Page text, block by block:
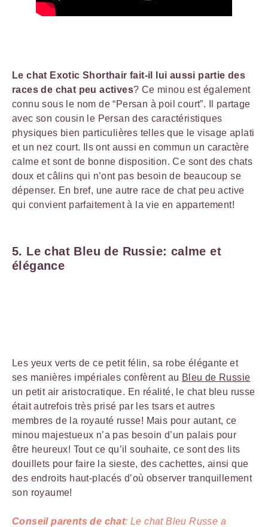
Le chat Exotic Shorthair fait-il lui aussi partie des
races de chat peu actives? Ce minou est également
connu sous le nom de “Persan à poil court”. Il partage
avec son cousin le Persan des caractéristiques
physiques bien particulières telles que le visage aplati
et un nez court. Ils ont aussi en commun un caractère
calme et sont de bonne disposition. Ce sont des chats
doux et câlins qui n’ont pas besoin de beaucoup se
dépenser. En bref, une autre race de chat peu active
qui convient parfaitement à la vie en appartement!
5. Le chat Bleu de Russie: calme et
élégance
Les yeux verts de ce petit félin, sa robe élégante et
ses manières impériales confèrent au Bleu de Russie
un petit air aristocratique. En réalité, le chat bleu russe
était autrefois très prisé par les tsars et autres
membres de la royauté russe! Mais pour autant, ce
minou majestueux n’a pas besoin d’un palais pour
être heureux! Tout ce qu’il souhaite, ce sont des lits
douillets pour faire la sieste, des cachettes, ainsi que
des endroits haut-placés d’où observer tranquillement
son royaume!
Conseil parents de chat: Le chat Bleu Russe a